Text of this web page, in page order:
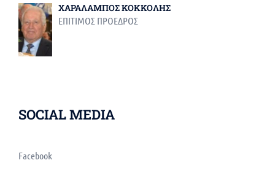
ΧΑΡΑΛΑΜΠΟΣ ΚΟΚΚΟΛΗΣ
ΕΠΙΤΙΜΟΣ ΠΡΟΕΔΡΟΣ
SOCIAL MEDIA
Facebook